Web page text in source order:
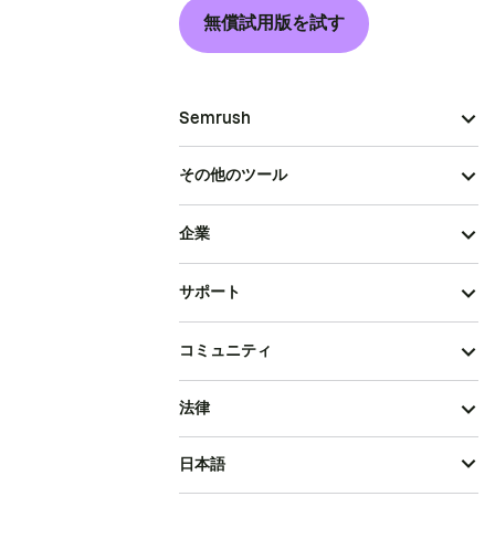
無償試用版を試す
Semrush
その他のツール
企業
サポート
コミュニティ
法律
日本語